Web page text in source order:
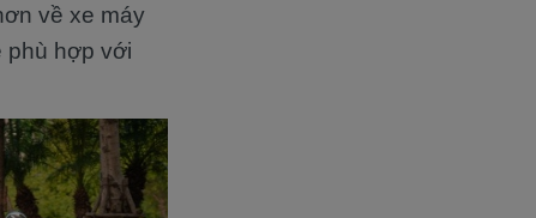
về xe máy
phù hợp với